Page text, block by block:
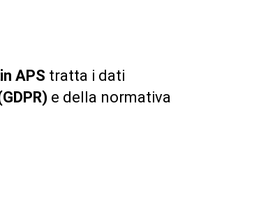
APS tratta i dati
e della normativa